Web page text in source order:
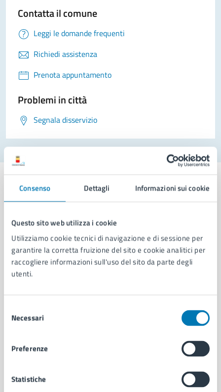
Consenso Dettagli Informazioni sui cookie
Questo sito web utilizza i cookie
Utilizziamo cookie tecnici di navigazione e di sessione per
garantire la corretta fruizione del sito e cookie analitici per
raccogliere informazioni sull'uso del sito da parte degli
utenti.
delNecessari
Preferenze
Statistiche
Contatta il comune
Leggi le domande frequenti
Richiedi assistenza
Prenota appuntamento
Problemi in città
Segnala disservizio
Comune di Napoli
AMMINISTRAZIONE
Aree amministrative
Organi di governo
Politici
Documenti e dati